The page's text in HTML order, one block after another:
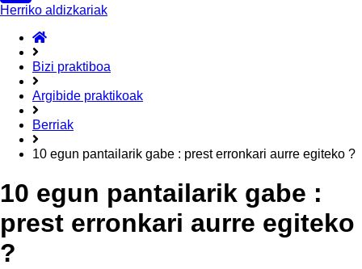
Herriko aldizkariak
ongietorri
Bizi praktiboa
Argibide praktikoak
Berriak
10 egun pantailarik gabe : prest erronkari aurre egiteko ?
10 egun pantailarik gabe :
prest erronkari aurre egiteko
?